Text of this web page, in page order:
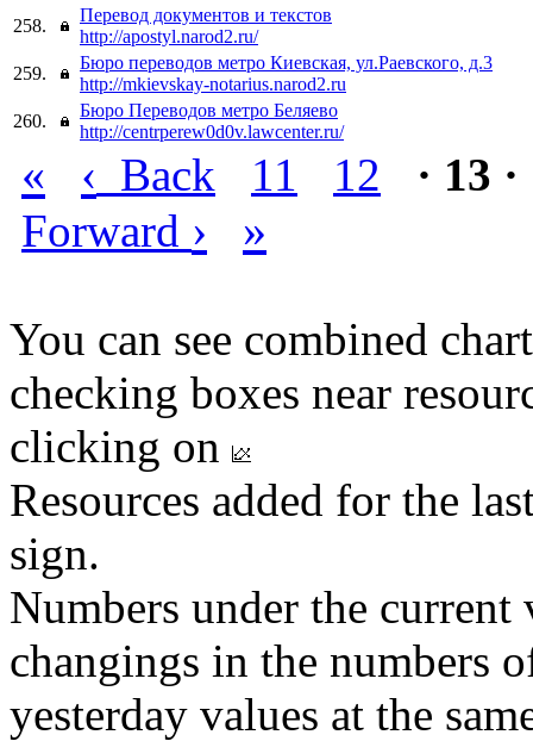
258.
Перевод документов и текстов
http://apostyl.narod2.ru/
259.
Бюро переводов метро Киевская, ул.Раевского, д.3
http://mkievskay-notarius.narod2.ru
260.
Бюро Переводов метро Беляево
http://centrperew0d0v.lawcenter.ru/
« ‹ Back 11 12
· 13 ·
Forward › »
You can see combined
checking boxes near
clicking on
Resources added for the
sign.
Numbers under the
changings in the numbers
yesterday values at the